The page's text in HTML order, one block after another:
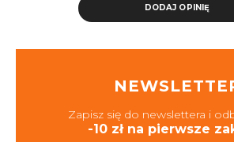
DODAJ OPINIĘ
Zapisz się do newslettera i
-10 zł na pierwsze